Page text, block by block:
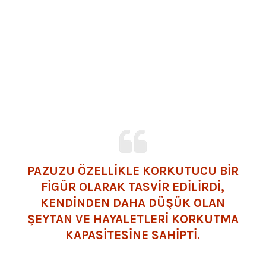
PAZUZU ÖZELLIKLE KORKUTUCU BIR
FIGÜR OLARAK TASVIR EDILIRDI,
KENDINDEN DAHA DÜŞÜK OLAN
ŞEYTAN VE HAYALETLERI KORKUTMA
KAPASITESINE SAHIPTI.